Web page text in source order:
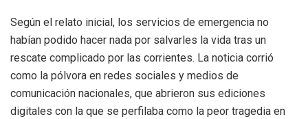
Según el relato inicial, los servicios de emergencia no
habían podido hacer nada por salvarles la vida tras un
rescate complicado por las corrientes. La noticia corrió
como la pólvora en redes sociales y medios de
comunicación nacionales, que abrieron sus ediciones
digitales con la que se perfilaba como la peor tragedia en